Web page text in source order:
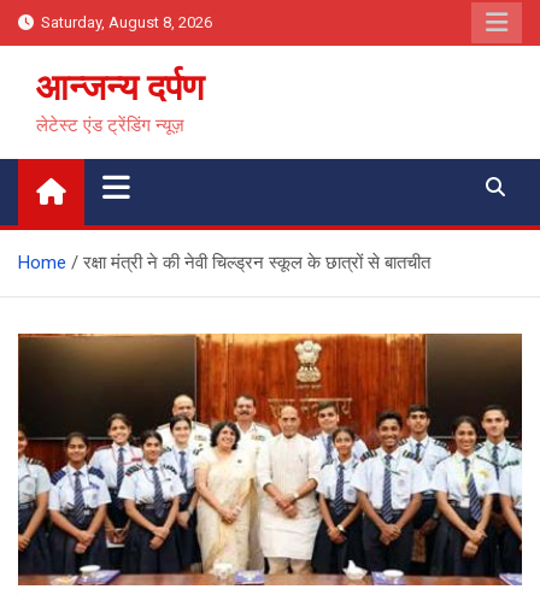
Skip
to
content
Saturday, August 8, 2026
आन्जन्य दर्पण
लेटेस्ट एंड ट्रेंडिंग न्यूज़
Home रक्षा मंत्री ने की नेवी चिल्ड्रन स्कूल के छात्रों से बातचीत